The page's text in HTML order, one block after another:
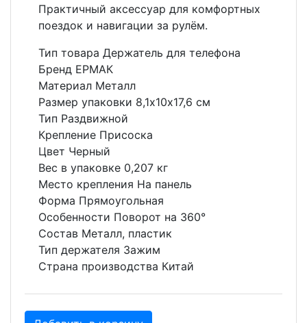
Практичный аксессуар для комфортных
поездок и навигации за рулём.
Тип товара Держатель для телефона
Бренд ЕРМАК
Материал Металл
Размер упаковки 8,1х10х17,6 см
Тип Раздвижной
Крепление Присоска
Цвет Черный
Вес в упаковке 0,207 кг
Место крепления На панель
Форма Прямоугольная
Особенности Поворот на 360°
Состав Металл, пластик
Тип держателя Зажим
Страна производства Китай